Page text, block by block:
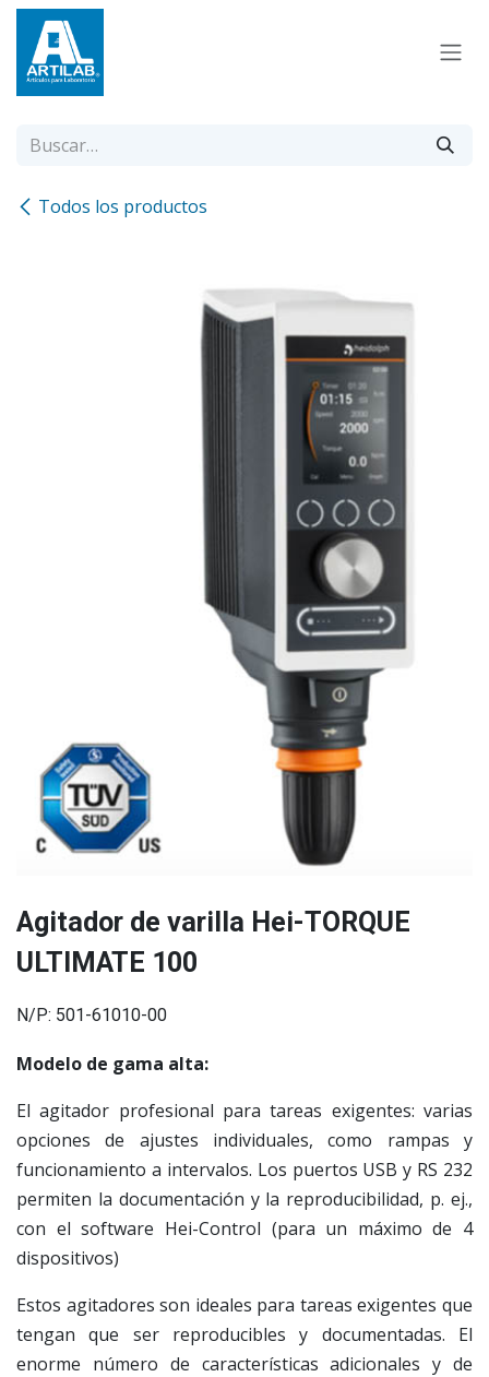
Ir al contenido
Todos los productos
Agitador de varilla Hei-TORQUE
ULTIMATE 100
N/P: 501-61010-00
Modelo de gama alta:
El agitador profesional para tareas exigentes: varias
opciones de ajustes individuales, como rampas y
funcionamiento a intervalos. Los puertos USB y RS 232
permiten la documentación y la reproducibilidad, p. ej.,
con el software Hei-Control (para un máximo de 4
dispositivos)
Estos agitadores son ideales para tareas exigentes que
tengan que ser reproducibles y documentadas. El
enorme número de características adicionales y de